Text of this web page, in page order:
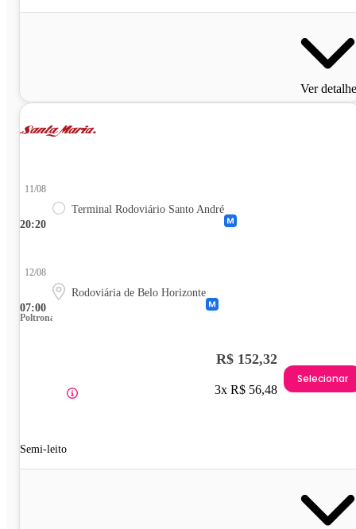
Ver
20:20
11/08
Terminal Rodoviário Santo André
07:00
12/08
Rodoviária de Belo Horizonte
Poltrona
Semi-leito
R$ 152,32
3x R$ 56,48
Selecionar